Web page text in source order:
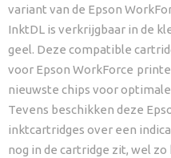
variant van de Epson
InktDL is verkrijgbaar in de
geel. Deze compatible
voor Epson WorkForce
nieuwste chips voor
Tevens beschikken deze
inktcartridges over een
nog in de cartridge zit, wel zo